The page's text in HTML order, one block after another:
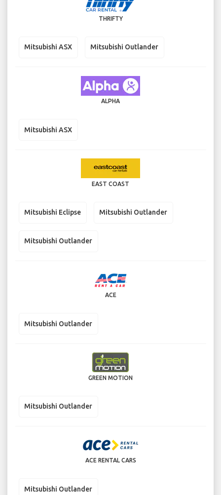
THRIFTY
Mitsubishi ASX Mitsubishi Outlander
ALPHA
Mitsubishi ASX
EAST COAST
Mitsubishi Eclipse Mitsubishi Outlander
Mitsubishi Outlander
ACE
Mitsubishi Outlander
GREEN MOTION
Mitsubishi Outlander
ACE RENTAL CARS
Mitsubishi Outlander